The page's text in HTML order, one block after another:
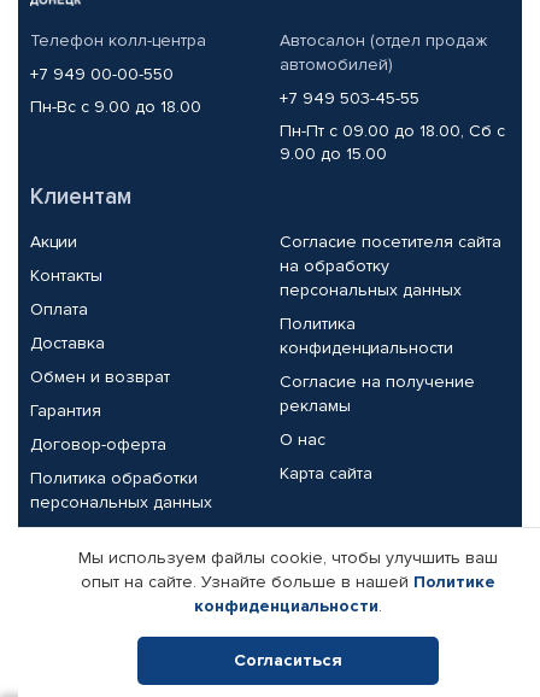
Телефон колл-центра
+7 949 00-00-550
Пн-Вс с 9.00 до 18.00
Автосалон (отдел продаж
автомобилей)
+7 949 503-45-55
Пн-Пт с 09.00 до 18.00, Сб с
9.00 до 15.00
Клиентам
Акции
Контакты
Оплата
Доставка
Обмен и возврат
Гарантия
Договор-оферта
Политика обработки
персональных данных
Согласие посетителя сайта
на обработку
персональных данных
Политика
конфиденциальности
Согласие на получение
рекламы
О нас
Карта сайта
Партнерам
Корпоративным клиентам
Поставщикам
Реквизиты компании
Мы используем файлы cookie, чтобы улучшить ваш
опыт на сайте. Узнайте больше в нашей Политике
конфиденциальности.
Согласиться